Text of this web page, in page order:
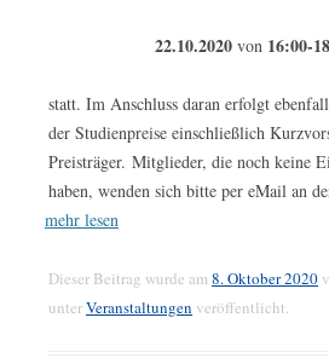
22.10.2020 von 16:00-
statt. Im Anschluss daran erfolgt
der Studienpreise einschließlich
Preisträger. Mitglieder, die noch keine
haben, wenden sich bitte per eMail an
mehr lesen
Dieser Beitrag wurde am8. Oktober 2020
unterVeranstaltungen veröffentlicht.